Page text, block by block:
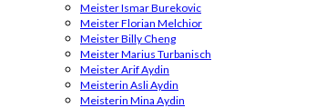
Meister Ismar Burekovic
Meister Florian Melchior
Meister Billy Cheng
Meister Marius Turbanisch
Meister Arif Aydin
Meisterin Asli Aydin
Meisterin Mina Aydin